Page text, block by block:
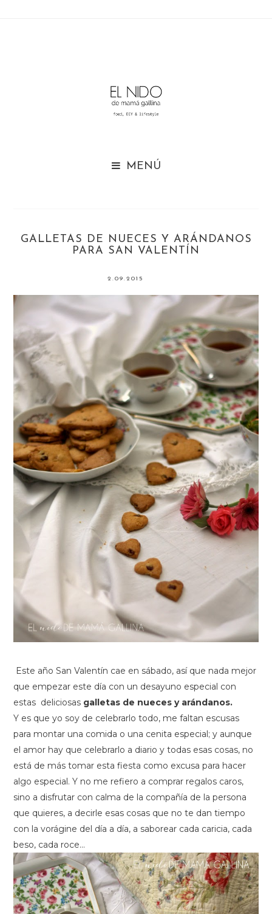

GALLETAS DE NUECES Y ARÁNDANOS
PARA SAN VALENTÍN
2.09.2015
Este año San Valentín cae en sábado, así que nada mejor
que empezar este día con un desayuno especial con
estas deliciosas galletas de nueces y arándanos.
Y es que yo soy de celebrarlo todo, me faltan escusas
para montar una comida o una cenita especial; y aunque
el amor hay que celebrarlo a diario y todas esas cosas, no
está de más tomar esta fiesta como excusa para hacer
algo especial. Y no me refiero a comprar regalos caros,
sino a disfrutar con calma de la compañía de la persona
que quieres, a decirle esas cosas que no te dan tiempo
con la vorágine del día a día, a saborear cada caricia, cada
beso, cada roce...